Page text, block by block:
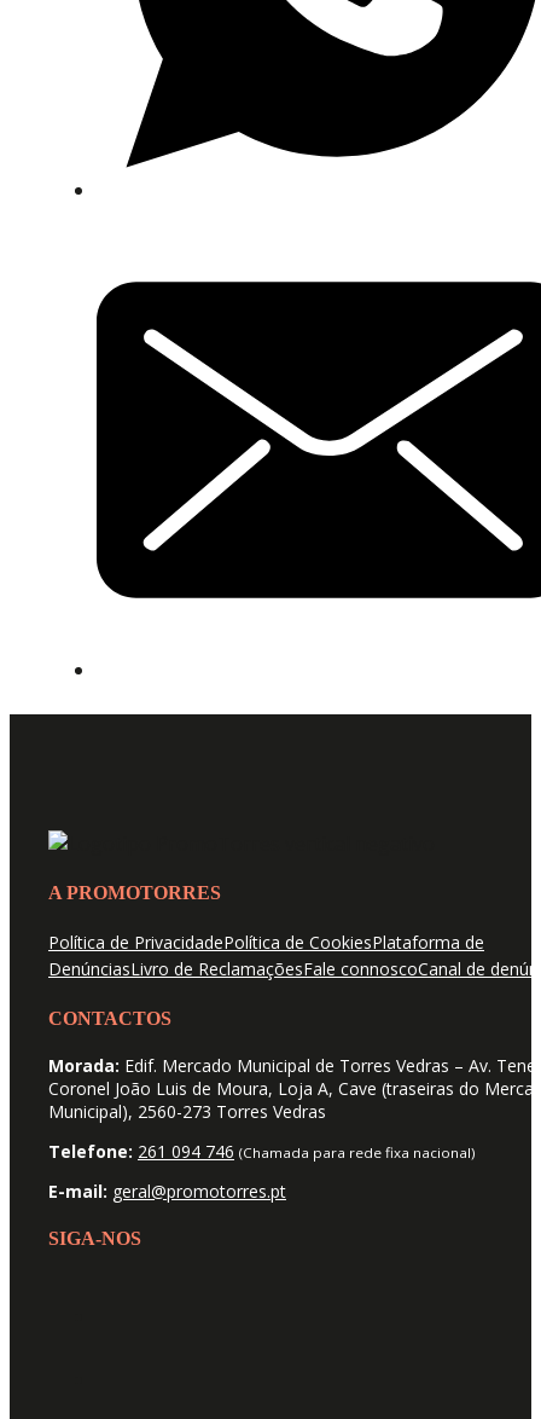
A PROMOTORRES
Política de PrivacidadePolítica de CookiesPlataforma de
DenúnciasLivro de ReclamaçõesFale connoscoCanal de
CONTACTOS
Morada: Edif. Mercado Municipal de Torres Vedras – Av.
Coronel João Luis de Moura, Loja A, Cave (traseiras do
Municipal), 2560-273 Torres Vedras
Telefone: 261 094 746 (Chamada para rede fixa nacional)
E-mail: geral@promotorres.pt
SIGA-NOS